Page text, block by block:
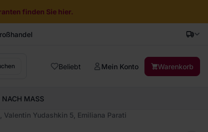
finden Sie hier.
Beliebt Mein Konto Warenkorb
MASS
Yudashkin 5, Emiliana Parati